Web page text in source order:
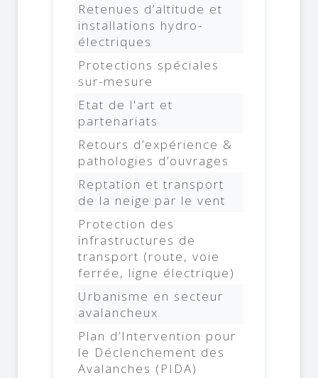
Retenues d’altitude et
installations hydro-
électriques
Protections spéciales
sur-mesure
Etat de l'art et
partenariats
Retours d’expérience &
pathologies d’ouvrages
Reptation et transport
de la neige par le vent
Protection des
infrastructures de
transport (route, voie
ferrée, ligne électrique)
Urbanisme en secteur
avalancheux
Plan d’Intervention pour
le Déclenchement des
Avalanches (PIDA)